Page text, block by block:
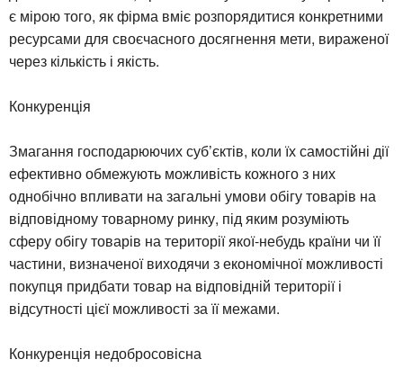
є мірою того, як фірма вміє розпорядитися конкретними
ресурсами для своєчасного досягнення мети, вираженої
через кількість і якість.
Конкуренція
Змагання господарюючих суб’єктів, коли їх самостійні дії
ефективно обмежують можливість кожного з них
однобічно впливати на загальні умови обігу товарів на
відповідному товарному ринку, під яким розуміють
сферу обігу товарів на території якої-небудь країни чи її
частини, визначеної виходячи з економічної можливості
покупця придбати товар на відповідній території і
відсутності цієї можливості за її межами.
Конкуренція недобросовісна